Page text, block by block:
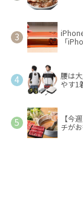
「
腰は
やす1
【今
チが